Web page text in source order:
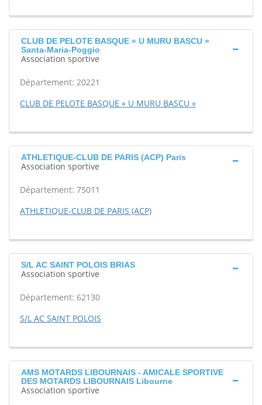
CLUB DE PELOTE BASQUE « U MURU BASCU »
Santa-Maria-Poggio
Association sportive
Département: 20221
CLUB DE PELOTE BASQUE « U MURU BASCU »
ATHLETIQUE-CLUB DE PARIS (ACP) Paris
Association sportive
Département: 75011
ATHLETIQUE-CLUB DE PARIS (ACP)
S/L AC SAINT POLOIS BRIAS
Association sportive
Département: 62130
S/L AC SAINT POLOIS
AMS MOTARDS LIBOURNAIS - AMICALE SPORTIVE
DES MOTARDS LIBOURNAIS Libourne
Association sportive